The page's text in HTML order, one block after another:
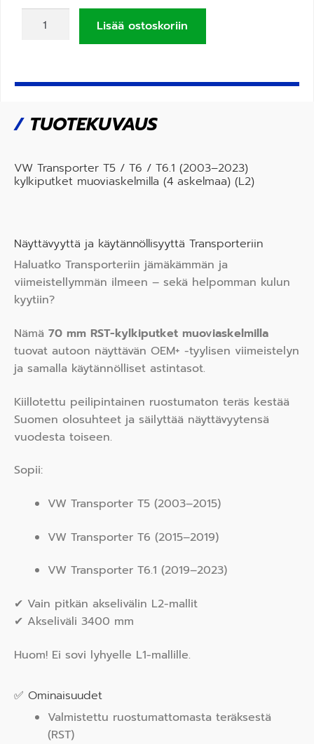
Lisää ostoskoriin
/TUOTEKUVAUS
VW Transporter T5 / T6 / T6.1 (2003–2023)
kylkiputket muoviaskelmilla (4 askelmaa) (L2)
Näyttävyyttä ja käytännöllisyyttä Transporteriin
Haluatko Transporteriin jämäkämmän ja
viimeistellymmän ilmeen – sekä helpomman kulun
kyytiin?
Nämä 70 mm RST-kylkiputket muoviaskelmilla
tuovat autoon näyttävän OEM+ -tyylisen viimeistelyn
ja samalla käytännölliset astintasot.
Kiillotettu peilipintainen ruostumaton teräs kestää
Suomen olosuhteet ja säilyttää näyttävyytensä
vuodesta toiseen.
Sopii:
VW Transporter T5 (2003–2015)
VW Transporter T6 (2015–2019)
VW Transporter T6.1 (2019–2023)
✔ Vain pitkän akselivälin L2-mallit
✔ Akseliväli 3400 mm
Huom! Ei sovi lyhyelle L1-mallille.
✅ Ominaisuudet
Valmistettu ruostumattomasta teräksestä
(RST)